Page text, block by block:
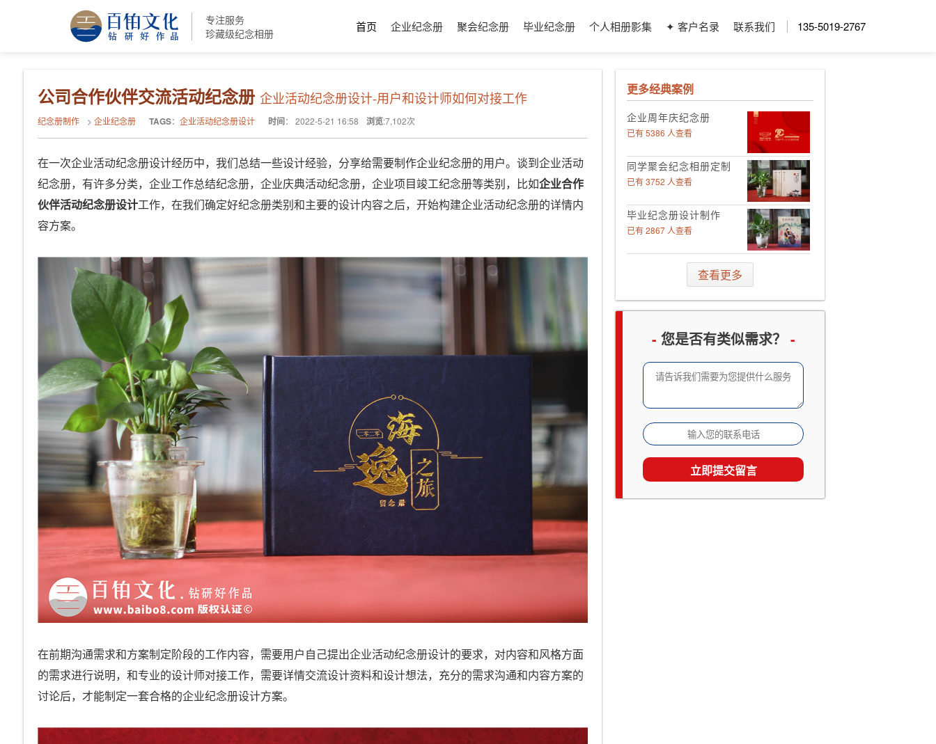
专注服务
珍藏级纪念相册
首页 企业纪念册 聚会纪念册 毕业纪念册 个人相册影集 ✦ 客户名录 联系我们 135-5019-2767
公司合作伙伴交流活动纪念册 企业活动纪念册设计-用户和设计师如何对接工作
纪念册制作 > 企业纪念册 TAGS： 企业活动纪念册设计 时间： 2022-5-21 16:58 浏览:7,102次
在一次企业活动纪念册设计经历中，我们总结一些设计经验，分享给需要制作企业纪念册的用户。谈到企业活动
纪念册，有许多分类，企业工作总结纪念册，企业庆典活动纪念册，企业项目竣工纪念册等类别，比如企业合作
伙伴活动纪念册设计工作，在我们确定好纪念册类别和主要的设计内容之后，开始构建企业活动纪念册的详情内
容方案。
在前期沟通需求和方案制定阶段的工作内容，需要用户自己提出企业活动纪念册设计的要求，对内容和风格方面
的需求进行说明，和专业的设计师对接工作，需要详情交流设计资料和设计想法，充分的需求沟通和内容方案的
讨论后，才能制定一套合格的企业纪念册设计方案。
更多经典案例
企业周年庆纪念册
已有 5386 人查看
同学聚会纪念相册定制
已有 3752 人查看
毕业纪念册设计制作
已有 2867 人查看
领导工作影集定制
企业邮册设计定制
成长留念及成人礼相册
已有 2533 人查看
家庭及生日相册影集
已有 1867 人查看
旅行照片书定制
已有 1538 人查看
查看更多
- 您是否有类似需求？ -